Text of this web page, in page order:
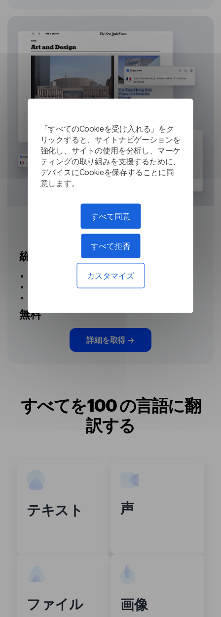
「すべてのCookieを受け入れる」をク
リックすると、サイトナビゲーションを
強化し、サイトの使用を分析し、マーケ
ティングの取り組みを支援するために、
デバイスにCookieを保存することに同
意します。
すべて同意
すべて拒否
カスタマイズ
ブラウザ用の翻訳者
統合されたブラウジングと翻訳
ブラウザで109 言語に直接アクセスします
ハイライトされたテキストのクイック翻訳
無料
詳細を取得 →
すべてを100 の言語に翻
訳する
テキスト 声
ファイル 画像